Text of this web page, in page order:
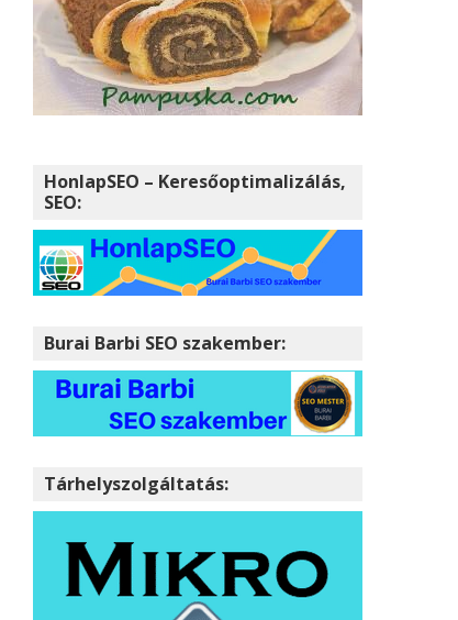
HonlapSEO – Keresőoptimalizálás,
SEO:
Burai Barbi SEO szakember:
Tárhelyszolgáltatás: